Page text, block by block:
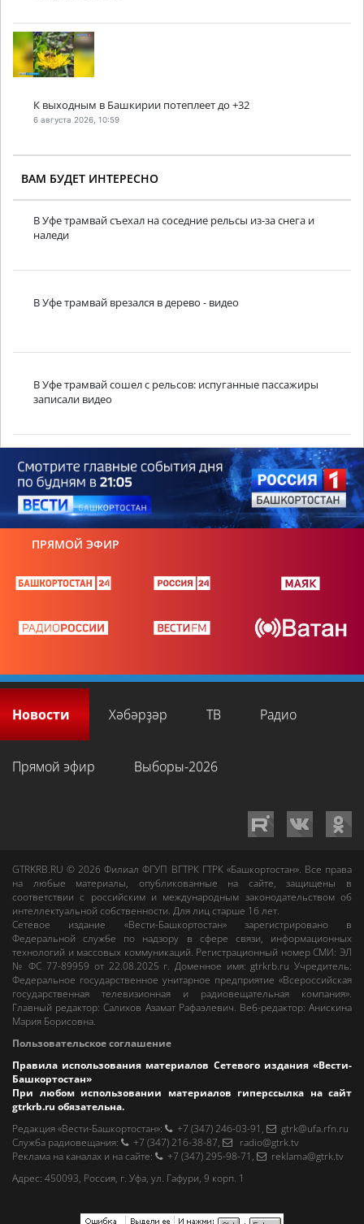
К выходным в Башкирии потеплеет до +32
6 августа 2026, 10:59
ВАМ БУДЕТ ИНТЕРЕСНО
В Уфе трамвай съехал на соседние рельсы из-за снега и
наледи
В Уфе трамвай врезался в дерево - видео
В Уфе трамвай сошел с рельсов: испуганные пассажиры
записали видео
ПРЯМОЙ ЭФИР
Новости Хәбәрҙәр ТВ Радио
Прямой эфир Выборы-2026
GTRKRB.RU © 2026Филиал ФГУП ВГТРК ГТРК «Башкортостан». Все права
на любые материалы, опубликованные на сайте, защищены в
соответствии с российским и международным законодательством об
интеллектуальной собственности. Для лиц старше 16 лет.
Сетевое издание «Вести-Башкортостан»зарегистрировано в
Федеральной службе по надзору в сфере связи, информационных
технологий и массовых коммуникаций. Регистрационный номер СМИ: ЭЛ
№ ФС 77-89959 от 22.08.2025 г. Доменное имя:gtrkrb.ru Учредитель:
Федеральное государственное унитарное предприятие «Всероссийская
государственная телевизионная и радиовещательная компания».
Главный редактор:Салихов Азамат Рафаэлевич. Веб-редактор:Анискина
Мария Борисовна.
Пользовательское соглашение
Правила использования материалов Сетевого издания «Вести-
Башкортостан»
При любом использовании материалов гиперссылка на сайт
gtrkrb.ru обязательна.
Редакция «Вести-Башкортостан»: +7 (347) 246-03-91 ,
gtrk@ufa.rfn.ru
Cлужба радиовещания: +7 (347) 216-38-87,
radio@gtrk.tv
Реклама на каналах и на сайте: +7 (347) 295-98-71 ,
reklama@gtrk.tv
Адрес: 450093, Россия, г. Уфа, ул. Гафури, 9 корп. 1